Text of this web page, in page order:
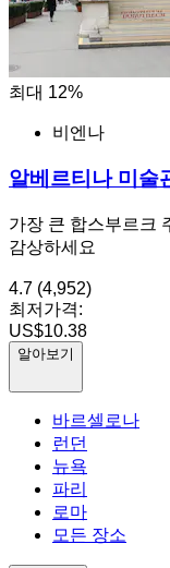
최대 12%
비엔나
알베르티나 미술
가장 큰 합스부르크
감상하세요
4.7 (4,952)
최저가격:
US$10.38
알아보기
바르셀로나
런던
뉴욕
파리
로마
모든 장소